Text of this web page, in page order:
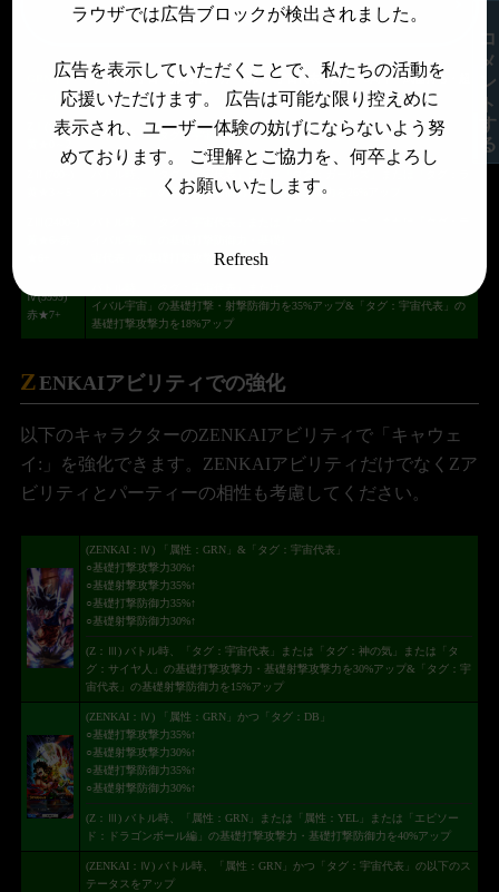
め
GRNキャ
ライバル宇宙・第4宇宙・ガールズ・宇宙代表・周年・5周年・武器持ち・超
宇宙サバイバル編
ZⅠ(100~)
バトル時、「タグ：宇宙代表」の基礎打撃・射撃防御力を22%アップ
イバル宇宙」の基礎打撃防御力・基礎射撃防御力を26%アップ
宙代表」の基礎打撃攻撃力を15%アップ
Ⅳ(9999)
赤★7+
イバル宇宙」の基礎打撃・射撃防御力を35%アップ&「タグ：宇宙代表」の
基礎打撃攻撃力を18%アップ
ZENKAIアビリティでの強化
以下のキャラクターのZENKAIアビリティで「キャウェ
イ:」を強化できます。ZENKAIアビリティだけでなくZア
ビリティとパーティーの相性も考慮してください。
(ZENKAI：Ⅳ) 「属性：GRN」&「タグ：宇宙代表」
○基礎打撃攻撃力30%↑
○基礎射撃攻撃力35%↑
○基礎打撃防御力35%↑
○基礎射撃防御力30%↑
(Z：Ⅲ) バトル時、「タグ：宇宙代表」または「タグ：神の気」または「タ
グ：サイヤ人」の基礎打撃攻撃力・基礎射撃攻撃力を30%アップ&「タグ：宇
宙代表」の基礎射撃防御力を15%アップ
(ZENKAI：Ⅳ) 「属性：GRN」かつ「タグ：DB」
○基礎打撃攻撃力35%↑
○基礎射撃攻撃力30%↑
○基礎打撃防御力35%↑
○基礎射撃防御力30%↑
(Z：Ⅲ) バトル時、「属性：GRN」または「属性：YEL」または「エピソー
ド：ドラゴンボール編」の基礎打撃攻撃力・基礎打撃防御力を40%アップ
(ZENKAI：Ⅳ) バトル時、「属性：GRN」かつ「タグ：宇宙代表」の以下のス
テータスをアップ
ラウザでは広告ブロックが検出されました。
広告を表示していただくことで、私たちの活動を
応援いただけます。 広告は可能な限り控えめに
表示され、ユーザー体験の妨げにならないよう努
めております。 ご理解とご協力を、何卒よろし
くお願いいたします。
Refresh
コメントする